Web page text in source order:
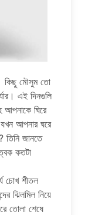
কিছু মৌসুম তো
এই দিনগুলি
আপনাকে ঘিরে
যখন আপনার ঘরে
জানতে
কতটা
চোখ শীতল
ঝিলমিল নিয়ে
তোলা শেষে